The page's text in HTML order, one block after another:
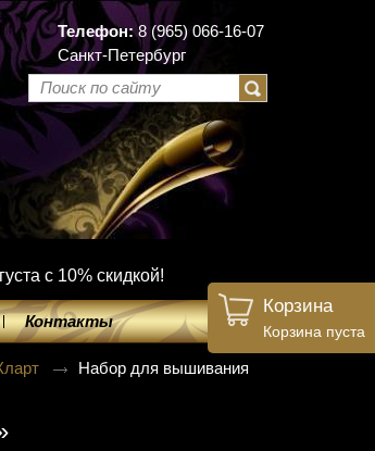
Телефон:8 (965) 066-16-07
Санкт-Петербург
с 10% скидкой!
Контакты
Корзина
Корзина пуста
Набор для вышивания